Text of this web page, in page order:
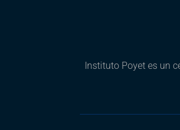
Instituto Poyet es un